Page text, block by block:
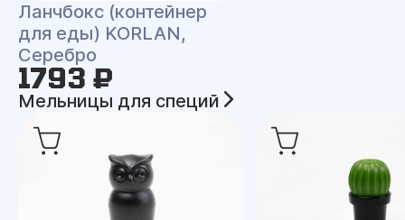
Ланчбокс (контейнер
для еды) KORLAN,
Серебро
1793 ₽
Мельницы для специй